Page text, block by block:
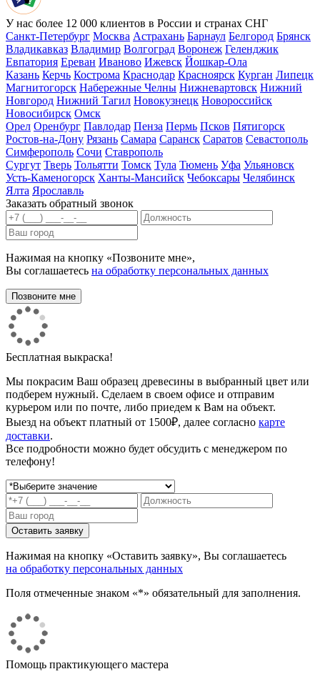
У нас более 12 000 клиентов в России и странах СНГ
Санкт-Петербург Москва Астрахань Барнаул Белгород Брянск
Владикавказ Владимир Волгоград Воронеж Геленджик
Евпатория Ереван Иваново Ижевск Йошкар-Ола
Казань Керчь Кострома Краснодар Красноярск Курган Липецк
Магнитогорск Набережные Челны Нижневартовск Нижний
Новгород Нижний Тагил Новокузнецк Новороссийск
Новосибирск Омск
Орел Оренбург Павлодар Пенза Пермь Псков Пятигорск
Ростов-на-Дону Рязань Самара Саранск Саратов Севастополь
Симферополь Сочи Ставрополь
Сургут Тверь Тольятти Томск Тула Тюмень Уфа Ульяновск
Усть-Каменогорск Ханты-Мансийск Чебоксары Челябинск
Ялта Ярославль
Заказать обратный звонок
Нажимая на кнопку «Позвоните мне»,
Вы соглашаетесь на обработку персональных данных
Бесплатная выкраска!
Мы покрасим Ваш образец древесины в выбранный цвет или
подберем нужный. Сделаем в своем офисе и отправим
курьером или по почте, либо приедем к Вам на объект.
Выезд на объект платный от 1500₽, далее согласно карте
доставки.
Все подробности можно будет обсудить с менеджером по
телефону!
Нажимая на кнопку «Оставить заявку», Вы соглашаетесь
на обработку персональных данных
Поля отмеченные знаком «*» обязательный для заполнения.
Помощь практикующего мастера